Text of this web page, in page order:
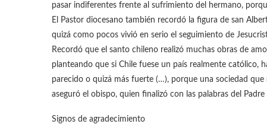
pasar indiferentes frente al sufrimiento del hermano,
El Pastor diocesano también recordó la figura de san
quizá como pocos vivió en serio el seguimiento de
Recordó que el santo chileno realizó muchas obras de
planteando que si Chile fuese un país realmente católico,
parecido o quizá más fuerte (…), porque una sociedad
aseguró el obispo, quien finalizó con las palabras del
Signos de agradecimiento